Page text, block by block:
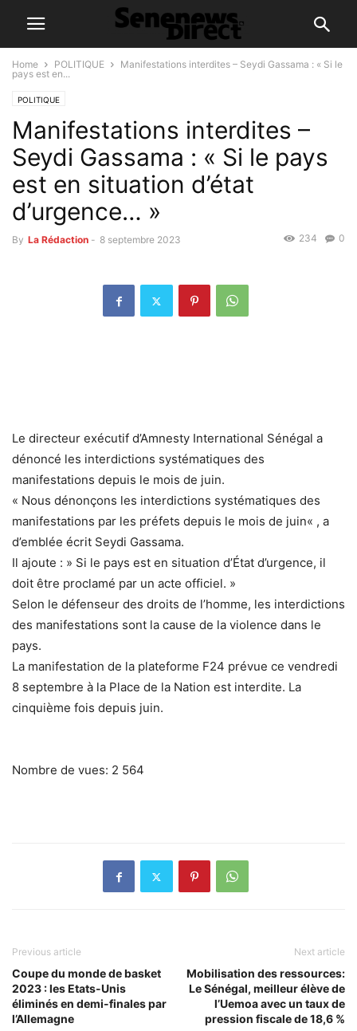
Home POLITIQUE
Manifestations interdites – Seydi Gassama : « Si le
pays est en...
POLITIQUE
Manifestations interdites –
Seydi Gassama : « Si le pays
est en situation d’état
d’urgence… »
By La Rédaction - 8 septembre 2023 0
234
Le directeur exécutif d’Amnesty International Sénégal a
dénoncé les interdictions systématiques des
manifestations depuis le mois de juin.
« Nous dénonçons les interdictions systématiques des
manifestations par les préfets depuis le mois de juin« , a
d’emblée écrit Seydi Gassama.
Il ajoute : » Si le pays est en situation d’État d’urgence, il
doit être proclamé par un acte officiel. »
Selon le défenseur des droits de l’homme, les interdictions
des manifestations sont la cause de la violence dans le
pays.
La manifestation de la plateforme F24 prévue ce vendredi
8 septembre à la Place de la Nation est interdite. La
cinquième fois depuis juin.
Nombre de vues: 2 564
Previous article
Coupe du monde de basket
2023 : les Etats-Unis
éliminés en demi-finales par
l’Allemagne
Next article
Mobilisation des ressources:
Le Sénégal, meilleur élève de
l’Uemoa avec un taux de
pression fiscale de 18,6 %